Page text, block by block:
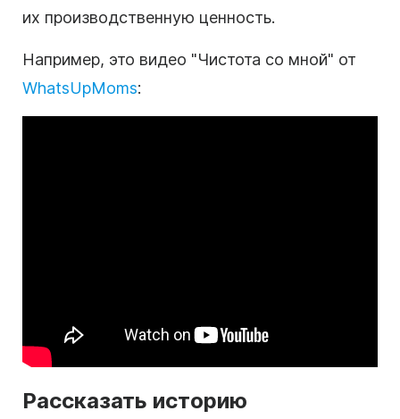
их производственную ценность.
Например, это видео "Чистота со мной" от
WhatsUpMoms:
Рассказать историю